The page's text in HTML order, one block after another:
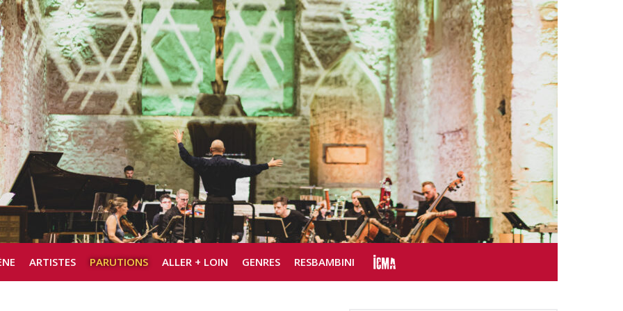
ARTISTES PARUTIONS ALLER + LOIN GENRES RESBAMBINI